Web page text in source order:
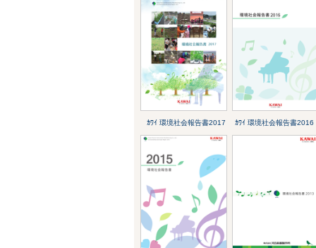
ｶﾜｲ 環境社会報告書2017 ｶﾜｲ 環境社会報告書2016